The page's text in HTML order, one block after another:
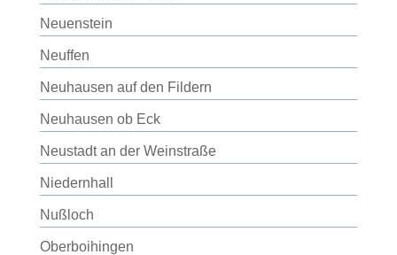
Neuenstein
Neuffen
Neuhausen auf den Fildern
Neuhausen ob Eck
Neustadt an der Weinstraße
Niedernhall
Nußloch
Oberboihingen